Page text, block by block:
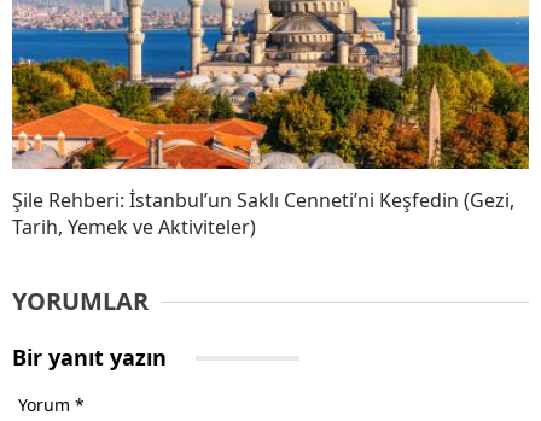
Şile Rehberi: İstanbul’un Saklı Cenneti’ni Keşfedin (Gezi,
Tarih, Yemek ve Aktiviteler)
YORUMLAR
Bir yanıt yazın
Yorum *